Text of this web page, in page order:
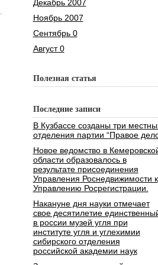
Декабрь 2007
Ноябрь 2007
Сентябрь 0
Август 0
Полезная статья
Последние записи
В Кузбассе созданы три
отделения партии “Правое
Новое ведомство в
области образовалось в
результате присоединения
Управления Роснедвижимости к
Управлению Росрегистрации.
Накануне дня науки отмечает
свое десятилетие
в россии музей угля при
институте угля и углехимии
сибирского отделения
российской академии наук